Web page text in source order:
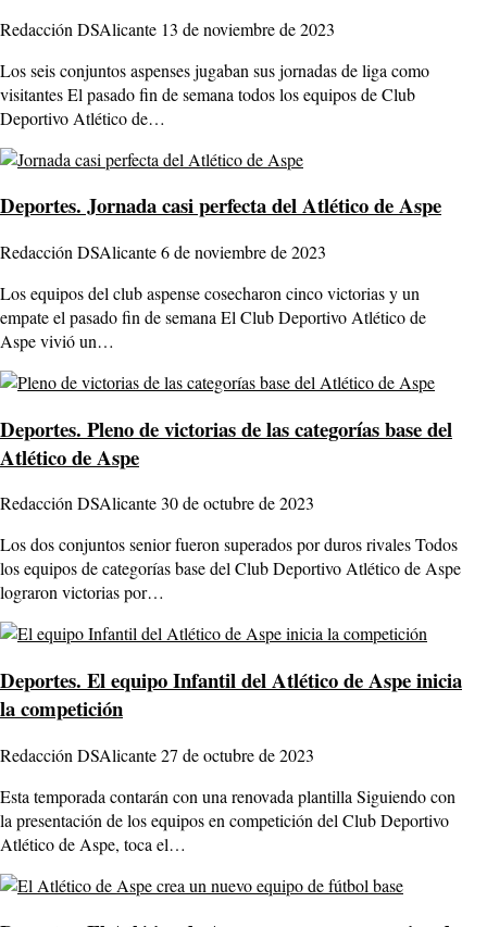
Redacción DSAlicante 13 de noviembre de 2023
Los seis conjuntos aspenses jugaban sus jornadas de liga como
visitantes El pasado fin de semana todos los equipos de Club
Deportivo Atlético de…
Deportes. Jornada casi perfecta del Atlético de Aspe
Redacción DSAlicante6 de noviembre de 2023
Los equipos del club aspense cosecharon cinco victorias y un
empate el pasado fin de semana El Club Deportivo Atlético de
Aspe vivió un…
Deportes. Pleno de victorias de las categorías base del
Atlético de Aspe
Redacción DSAlicante30 de octubre de 2023
Los dos conjuntos senior fueron superados por duros rivales Todos
los equipos de categorías base del Club Deportivo Atlético de Aspe
lograron victorias por…
Deportes. El equipo Infantil del Atlético de Aspe inicia
la competición
Redacción DSAlicante27 de octubre de 2023
Esta temporada contarán con una renovada plantilla Siguiendo con
la presentación de los equipos en competición del Club Deportivo
Atlético de Aspe, toca el…